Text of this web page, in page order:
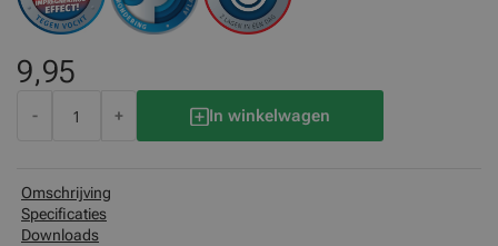
9,95
- + In winkelwagen
Omschrijving
Specificaties
Downloads